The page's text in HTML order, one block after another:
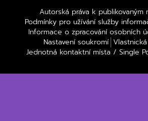
Autorská práva k publikovaným
Podmínky pro užívání služby
Informace o zpracování osobních
Nastavení soukromí
Jednotná kontaktní místa / Single